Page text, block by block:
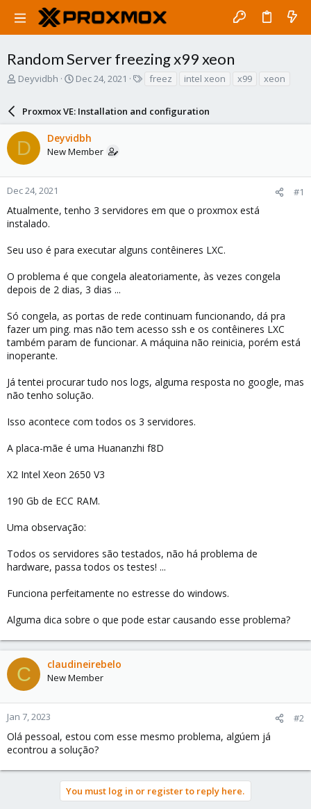
Random Server freezing x99 xeon
T
a
d
s
t
a
r
e
r
Deyvidbh
S
r
t
d
a
e
Dec 24, 2021
s
freez intel xeon x99 xeon
Proxmox VE: Installation and configuration
D Deyvidbh
New Member
Dec 24, 2021 #1
Atualmente, tenho 3 servidores em que o proxmox está
instalado.
Seu uso é para executar alguns contêineres LXC.
O problema é que congela aleatoriamente, às vezes congela
depois de 2 dias, 3 dias ...
Só congela, as portas de rede continuam funcionando, dá pra
fazer um ping. mas não tem acesso ssh e os contêineres LXC
também param de funcionar. A máquina não reinicia, porém está
inoperante.
Já tentei procurar tudo nos logs, alguma resposta no google, mas
não tenho solução.
Isso acontece com todos os 3 servidores.
A placa-mãe é uma Huananzhi f8D
X2 Intel Xeon 2650 V3
190 Gb de ECC RAM.
Uma observação:
Todos os servidores são testados, não há problema de
hardware, passa todos os testes! ...
Funciona perfeitamente no estresse do windows.
Alguma dica sobre o que pode estar causando esse problema?
C claudineirebelo
New Member
Jan 7, 2023 #2
Olá pessoal, estou com esse mesmo problema, algúem já
econtrou a solução?
You must log in or register to reply here.